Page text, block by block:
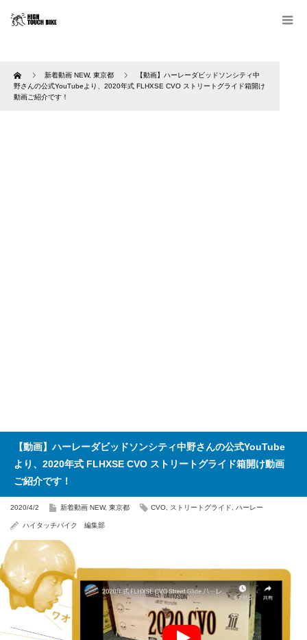
Home 新着動画 NEW, 東京都
【動画】ハーレーダビッドソンシティ中
野さんの公式YouTubeより、2020年式 FLHXSE CVO ストリートグライド箱開け
動画ご紹介です！
【動画】ハーレーダビッドソンシティ中野さんの公式YouTube
より、2020年式 FLHXSE CVO ストリートグライド箱開け動画
ご紹介です！
2020/4/2 新着動画 NEW, 東京都 CVO ストリートグライド ハーレー
ハイタッチバイク 編集部